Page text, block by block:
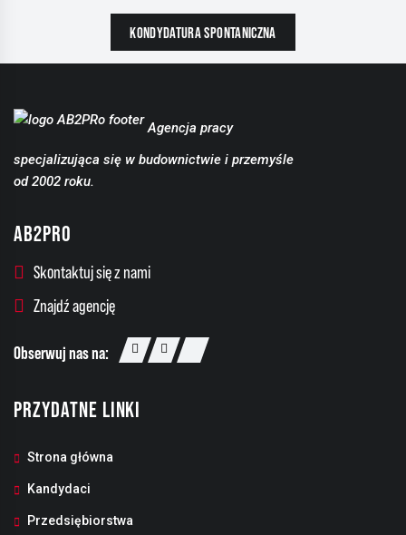
KONDYDATURA SPONTANICZNA
Agencja pracy
specjalizująca się w budownictwie i przemyśle
od 2002 roku.
AB2PRO
Skontaktuj się z nami
Znajdź agencję
Obserwuj nas na:
PRZYDATNE LINKI
Strona główna
Kandydaci
Przedsiębiorstwa